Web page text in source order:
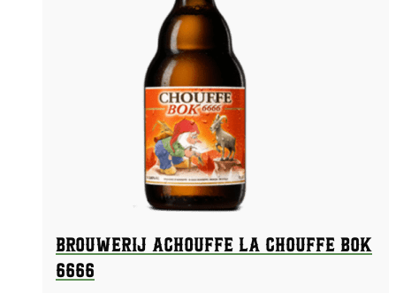
Brouwerij Achouffe La Chouffe Bok
6666